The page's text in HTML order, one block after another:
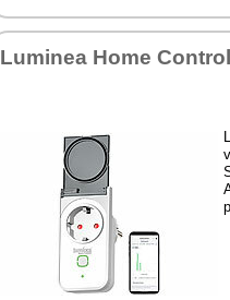
Luminea Home Control